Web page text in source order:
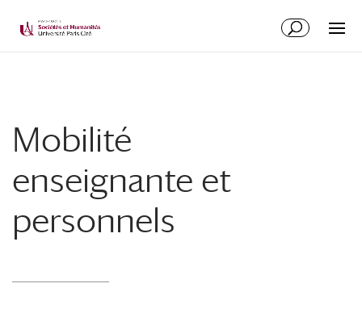
Mobilité
enseignante et
personnels